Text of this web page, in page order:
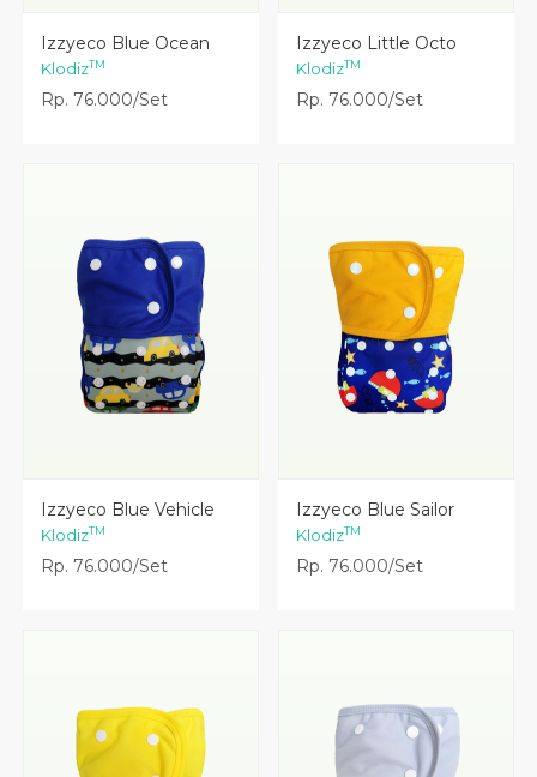
Lihat Detail
Izzyeco Blue Ocean
KlodizTM
Rp. 76.000/Set
Lihat Detail
Izzyeco Little Octo
KlodizTM
Rp. 76.000/Set
Lihat Detail
Izzyeco Blue Vehicle
KlodizTM
Rp. 76.000/Set
Lihat Detail
Izzyeco Blue Sailor
KlodizTM
Rp. 76.000/Set